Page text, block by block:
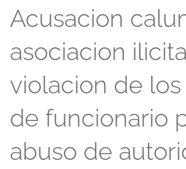
Acusacion
asociacion
violacion de
de funcionario
abuso de